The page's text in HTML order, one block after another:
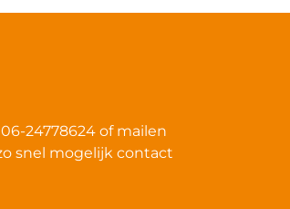
24778624 of mailen
snel mogelijk contact